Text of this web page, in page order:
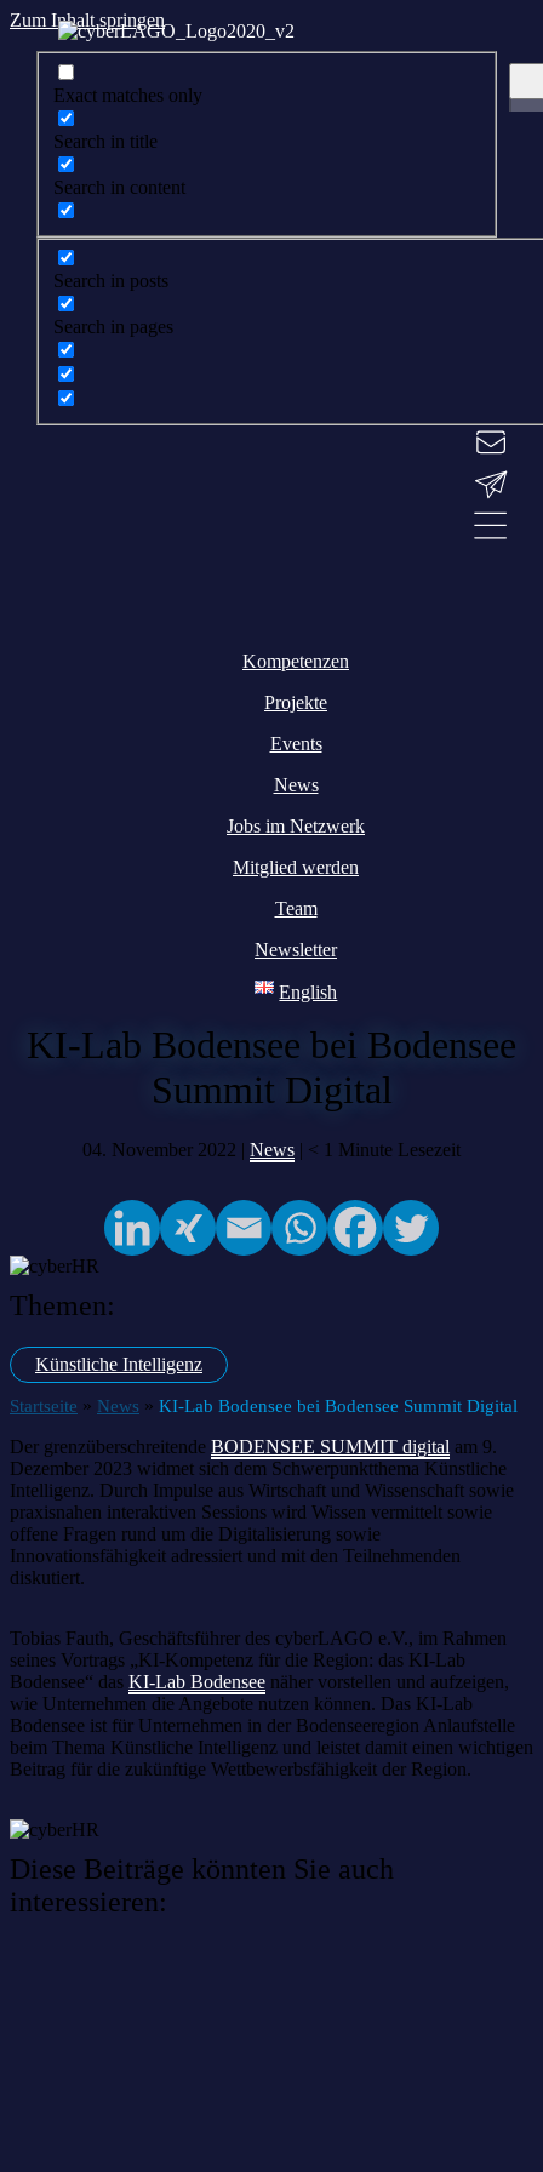
Zum Inhalt springen
Exact matches only
Search in title
Search in content
Search in posts
Search in pages
Kompetenzen
Projekte
Events
News
Jobs im Netzwerk
Mitglied werden
Team
Newsletter
English
KI-Lab Bodensee bei Bodensee
Summit Digital
04. November 2022 | News | < 1 Minute Lesezeit
Themen:
Künstliche Intelligenz
Startseite » News » KI-Lab Bodensee bei Bodensee Summit Digital
Der grenzüberschreitende BODENSEE SUMMIT digital am 9.
Dezember 2023 widmet sich dem Schwerpunktthema Künstliche
Intelligenz. Durch Impulse aus Wirtschaft und Wissenschaft sowie
praxisnahen interaktiven Sessions wird Wissen vermittelt sowie
offene Fragen rund um die Digitalisierung sowie
Innovationsfähigkeit adressiert und mit den Teilnehmenden
diskutiert.
Tobias Fauth, Geschäftsführer des cyberLAGO e.V., im Rahmen
seines Vortrags „KI-Kompetenz für die Region: das KI-Lab
Bodensee“ das KI-Lab Bodensee näher vorstellen und aufzeigen,
wie Unternehmen die Angebote nutzen können. Das KI-Lab
Bodensee ist für Unternehmen in der Bodenseeregion Anlaufstelle
beim Thema Künstliche Intelligenz und leistet damit einen wichtigen
Beitrag für die zukünftige Wettbewerbsfähigkeit der Region.
Diese Beiträge könnten Sie auch
interessieren: